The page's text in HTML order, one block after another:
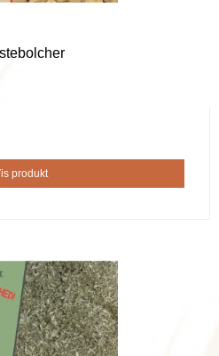
produkt